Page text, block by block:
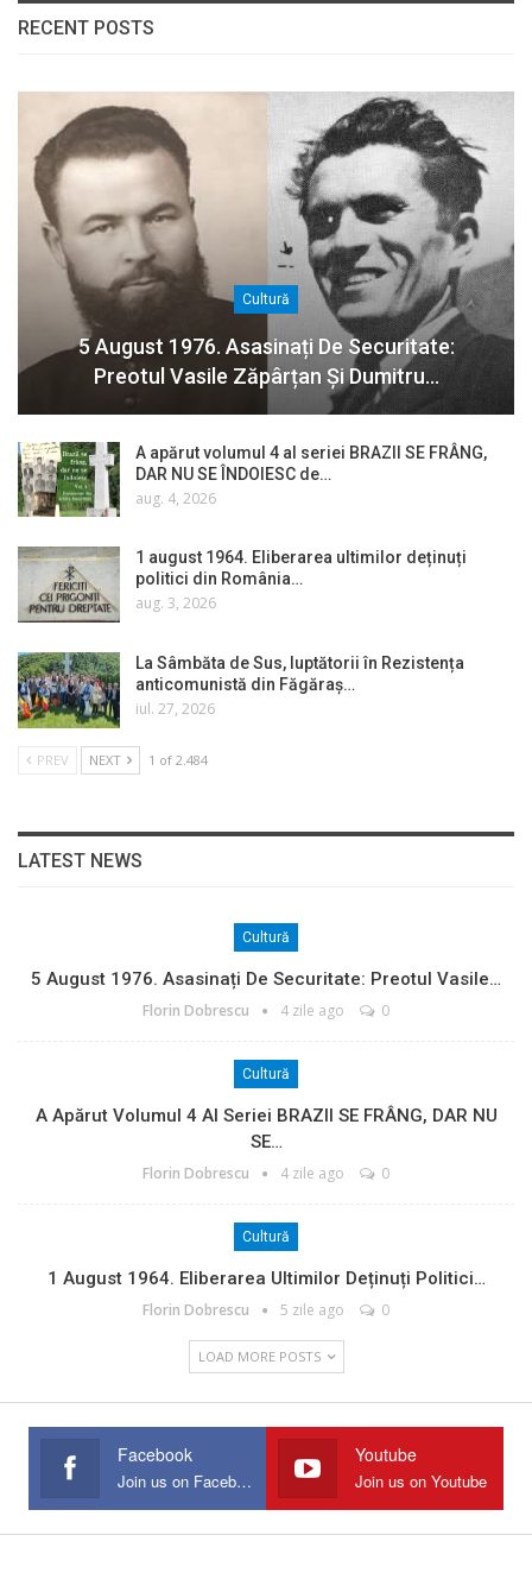
RECENT POSTS
Cultură
5 August 1976. Asasinați De Securitate:
Preotul Vasile Zăpârțan Și Dumitru…
A apărut volumul 4 al seriei BRAZII SE FRÂNG,
DAR NU SE ÎNDOIESC de…
aug. 4, 2026
1 august 1964. Eliberarea ultimilor deținuți
politici din România…
aug. 3, 2026
La Sâmbăta de Sus, luptătorii în Rezistența
anticomunistă din Făgăraș…
iul. 27, 2026
PREV NEXT 1 of 2.484
LATEST NEWS
Cultură
5 August 1976. Asasinați De Securitate: Preotul Vasile…
Florin Dobrescu 4 zile ago 0
Cultură
A Apărut Volumul 4 Al Seriei BRAZII SE FRÂNG, DAR NU
SE…
Florin Dobrescu 4 zile ago 0
Cultură
1 August 1964. Eliberarea Ultimilor Deținuți Politici…
Florin Dobrescu 5 zile ago 0
LOAD MORE POSTS
Facebook
Join us on Facebook
Youtube
Join us on Youtube